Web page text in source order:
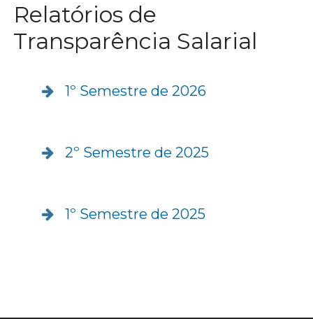
Relatórios de
Transparência Salarial
1º Semestre de 2026
2º Semestre de 2025
1º Semestre de 2025